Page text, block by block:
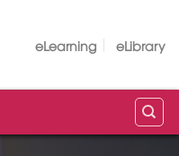
eLearning eLibrary